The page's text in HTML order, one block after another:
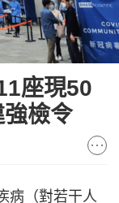
座現50
檢令
病（對若干人